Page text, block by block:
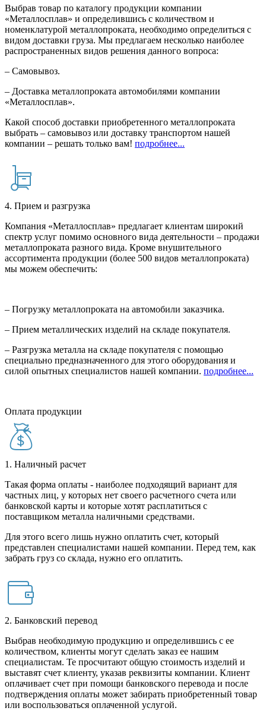
Выбрав товар по каталогу продукции компании
«Металлосплав» и определившись с количеством и
номенклатурой металлопроката, необходимо определиться с
видом доставки груза. Мы предлагаем несколько наиболее
распространенных видов решения данного вопроса:
– Самовывоз.
– Доставка металлопроката автомобилями компании
«Металлосплав».
Какой способ доставки приобретенного металлопроката
выбрать – самовывоз или доставку транспортом нашей
компании – решать только вам! подробнее...
4. Прием и разгрузка
Компания «Металлосплав» предлагает клиентам широкий
спектр услуг помимо основного вида деятельности – продажи
металлопроката разного вида. Кроме внушительного
ассортимента продукции (более 500 видов металлопроката)
мы можем обеспечить:
– Погрузку металлопроката на автомобили заказчика.
– Прием металлических изделий на складе покупателя.
– Разгрузка металла на складе покупателя с помощью
специально предназначенного для этого оборудования и
силой опытных специалистов нашей компании. подробнее...
Оплата продукции
1. Наличный расчет
Такая форма оплаты - наиболее подходящий вариант для
частных лиц, у которых нет своего расчетного счета или
банковской карты и которые хотят расплатиться с
поставщиком металла наличными средствами.
Для этого всего лишь нужно оплатить счет, который
представлен специалистами нашей компании. Перед тем, как
забрать груз со склада, нужно его оплатить.
2. Банковский перевод
Выбрав необходимую продукцию и определившись с ее
количеством, клиенты могут сделать заказ ее нашим
специалистам. Те просчитают общую стоимость изделий и
выставят счет клиенту, указав реквизиты компании. Клиент
оплачивает счет при помощи банковского перевода и после
подтверждения оплаты может забирать приобретенный товар
или воспользоваться оплаченной услугой.